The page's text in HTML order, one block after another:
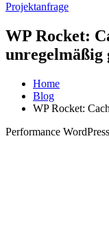
Projektanfrage
WP Rocket:
unregelmäßig
Home
Blog
WP Rocket:
Performance WordPress